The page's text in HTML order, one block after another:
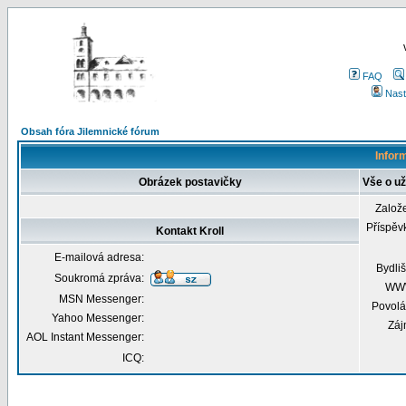
FAQ
Obsah fóra Jilemnické fórum
Obrázek postavičky Vše o
Kontakt Kroll
E-mailová adresa:
Soukromá zpráva:
MSN Messenger:
Yahoo Messenger:
AOL Instant Messenger:
ICQ: